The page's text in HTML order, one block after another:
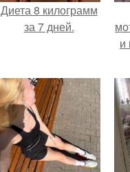
Диета 8 килограмм
за 7 дней.
и